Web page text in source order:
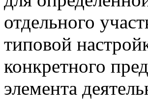
отдельного
типовой
конкретного
элемента